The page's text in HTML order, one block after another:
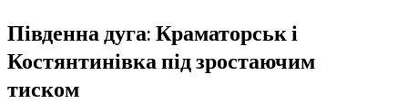
Південна дуга: Краматорськ і
Костянтинівка під зростаючим
тиском